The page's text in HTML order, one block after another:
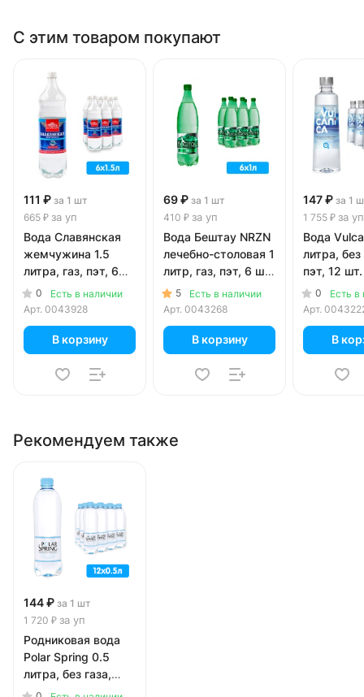
С этим товаром покупают
111 ₽ за 1 шт
665 ₽ за уп
Вода Славянская
жемчужина 1.5
литра, газ, пэт, 6
шт. в уп.
0
Есть в наличии
Арт. 0043928
В корзину
69 ₽ за 1 шт
410 ₽ за уп
Вода Бештау NRZN
лечебно-столовая 1
литр, газ, пэт, 6 шт.
в уп.
5
Есть в наличии
Арт. 0043268
В корзину
147 ₽ за 1
1 755 ₽ за уп
Вода
литра, без
пэт, 12
0
Есть в
Арт.
В
Рекомендуем также
144 ₽ за 1 шт
1 720 ₽ за уп
Родниковая вода
Polar Spring 0.5
литра, без газа,
пэт, 12 шт. в уп.